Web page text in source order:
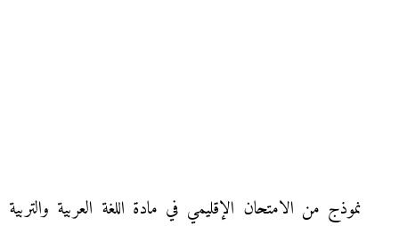
نموذج من الامتحان الإقليمي في مادة اللغة العربية والتربية